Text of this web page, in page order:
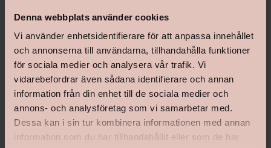
Denna webbplats använder cookies
Vi använder enhetsidentifierare för att anpassa innehållet
och annonserna till användarna, tillhandahålla funktioner
för sociala medier och analysera vår trafik. Vi
vidarebefordrar även sådana identifierare och annan
information från din enhet till de sociala medier och
annons- och analysföretag som vi samarbetar med.
Dessa kan i sin tur kombinera informationen med annan
information som du har tillhandahållit eller som de har